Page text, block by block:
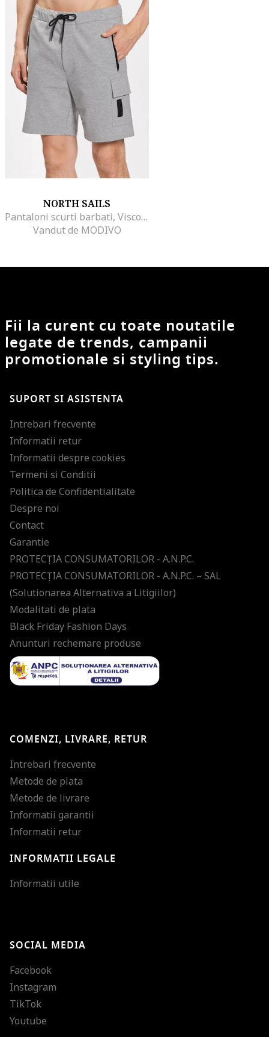
NORTH SAILS
Pantaloni scurti barbati, Viscoza, Gri, Gri
Vandut de MODIVO
Fii la curent cu toate noutatile
legate de trends, campanii
promotionale si styling tips.
SUPORT SI ASISTENTA
Intrebari frecvente
Informatii retur
Informatii despre cookies
Termeni si Conditii
Politica de Confidentialitate
Despre noi
Contact
Garantie
PROTECŢIA CONSUMATORILOR - A.N.P.C.
PROTECŢIA CONSUMATORILOR - A.N.P.C. – SAL
(Solutionarea Alternativa a Litigiilor)
Modalitati de plata
Black Friday Fashion Days
Anunturi rechemare produse
COMENZI, LIVRARE, RETUR
Intrebari frecvente
Metode de plata
Metode de livrare
Informatii garantii
Informatii retur
INFORMATII LEGALE
Informatii utile
SOCIAL MEDIA
Facebook
Instagram
TikTok
Youtube